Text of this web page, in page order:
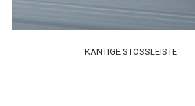
KANTIGE STOSSLEISTE